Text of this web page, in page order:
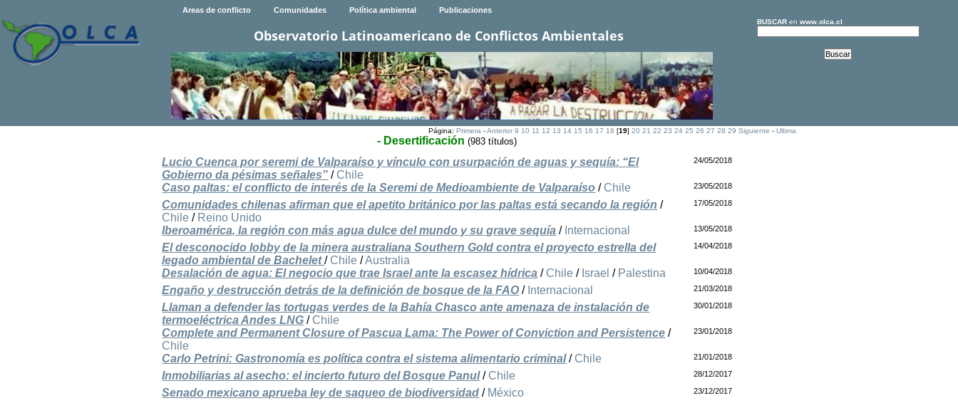
Areas de conflicto Comunidades Política ambiental Publicaciones
Observatorio Latinoamericano de Conflictos Ambientales
BUSCARen www.olca.cl
Página: Primera-Anterior 9 10 11 12 13 14 15 16 17 18 [19] 20 21 22 23 24 25 26 27 28 29 Siguiente - Ultima
- Desertificación (983 títulos)
Lucio Cuenca por seremi de Valparaíso y vínculo con usurpación de aguas y sequía: “El
Gobierno da pésimas señales” / Chile
24/05/2018
Caso paltas: el conflicto de interés de la Seremi de Medioambiente de Valparaíso / Chile 23/05/2018
Comunidades chilenas afirman que el apetito británico por las paltas está secando la región /
Chile / Reino Unido
17/05/2018
Iberoamérica, la región con más agua dulce del mundo y su grave sequía / Internacional 13/05/2018
El desconocido lobby de la minera australiana Southern Gold contra el proyecto estrella del
legado ambiental de Bachelet/ Chile /Australia
14/04/2018
Desalación de agua: El negocio que trae Israel ante la escasez hídrica / Chile / Israel / Palestina 10/04/2018
Engaño y destrucción detrás de la definición de bosque de la FAO / Internacional 21/03/2018
Llaman a defender las tortugas verdes de la Bahía Chasco ante amenaza de instalación de
termoeléctrica Andes LNG / Chile
30/01/2018
Complete and Permanent Closure of Pascua Lama: The Power of Conviction and Persistence /
Chile
23/01/2018
Carlo Petrini: Gastronomía es política contra el sistema alimentario criminal/ Chile 21/01/2018
Inmobiliarias al asecho: el incierto futuro del Bosque Panul/ Chile 28/12/2017
Senado mexicano aprueba ley de saqueo de biodiversidad / México 23/12/2017